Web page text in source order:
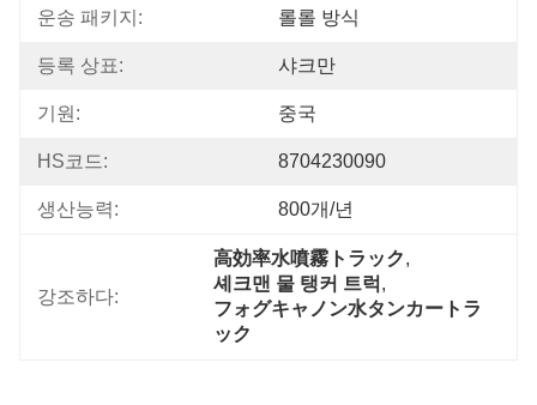
운송 패키지: 롤롤 방식
등록 상표: 샤크만
기원: 중국
HS코드: 8704230090
생산능력: 800개/년
강조하다:
高効率水噴霧トラック,
셰크맨 물 탱커 트럭 ,
フォグキャノン水タンカートラ
ック